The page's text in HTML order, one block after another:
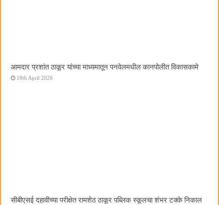
आमदार प्रशांत ठाकूर यांच्या माध्यमातून पनवेलमधील कानपोलीत विकासकामे
18th April 2026
सीबीएसई दहावीच्या परीक्षेत रामशेठ ठाकूर पब्लिक स्कूलचा शंभर टक्के निकाल